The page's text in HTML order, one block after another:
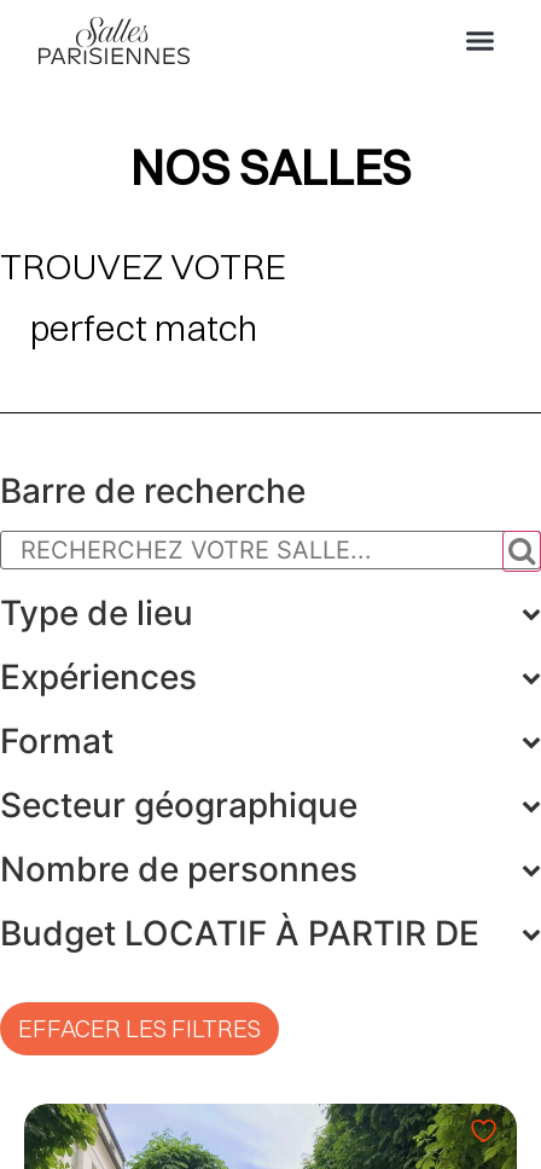
NOS SALLES
TROUVEZ VOTRE
perfect match
Barre de recherche
Type de lieu
Expériences
Format
Secteur géographique
Nombre de personnes
Budget LOCATIF À PARTIR DE
EFFACER LES FILTRES